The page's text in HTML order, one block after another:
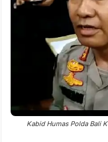
Kabid Humas Polda Bali